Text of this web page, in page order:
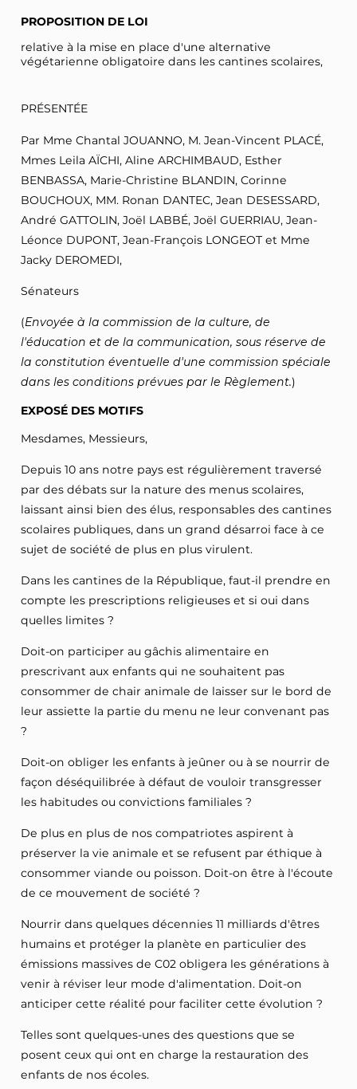
PROPOSITION DE LOI
relative à la mise en place d'une alternative
végétarienne obligatoire dans les cantines scolaires,
PRÉSENTÉE
Par Mme Chantal JOUANNO, M. Jean-Vincent PLACÉ,
Mmes Leila AÏCHI, Aline ARCHIMBAUD, Esther
BENBASSA, Marie-Christine BLANDIN, Corinne
BOUCHOUX, MM. Ronan DANTEC, Jean DESESSARD,
André GATTOLIN, Joël LABBÉ, Joël GUERRIAU, Jean-
Léonce DUPONT, Jean-François LONGEOT et Mme
Jacky DEROMEDI,
Sénateurs
(Envoyée à la commission de la culture, de
l'éducation et de la communication, sous réserve de
la constitution éventuelle d'une commission spéciale
dans les conditions prévues par le Règlement.)
EXPOSÉ DES MOTIFS
Mesdames, Messieurs,
Depuis 10 ans notre pays est régulièrement traversé
par des débats sur la nature des menus scolaires,
laissant ainsi bien des élus, responsables des cantines
scolaires publiques, dans un grand désarroi face à ce
sujet de société de plus en plus virulent.
Dans les cantines de la République, faut-il prendre en
compte les prescriptions religieuses et si oui dans
quelles limites ?
Doit-on participer au gâchis alimentaire en
prescrivant aux enfants qui ne souhaitent pas
consommer de chair animale de laisser sur le bord de
leur assiette la partie du menu ne leur convenant pas
?
Doit-on obliger les enfants à jeûner ou à se nourrir de
façon déséquilibrée à défaut de vouloir transgresser
les habitudes ou convictions familiales ?
De plus en plus de nos compatriotes aspirent à
préserver la vie animale et se refusent par éthique à
consommer viande ou poisson. Doit-on être à l'écoute
de ce mouvement de société ?
Nourrir dans quelques décennies 11 milliards d'êtres
humains et protéger la planète en particulier des
émissions massives de C02 obligera les générations à
venir à réviser leur mode d'alimentation. Doit-on
anticiper cette réalité pour faciliter cette évolution ?
Telles sont quelques-unes des questions que se
posent ceux qui ont en charge la restauration des
enfants de nos écoles.